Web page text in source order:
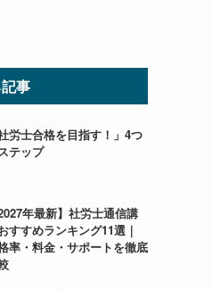
事
社労士合格を目指す！」4つ
テップ
2027年最新】社労士通信講
すすめランキング11選｜
率・料金・サポートを徹底